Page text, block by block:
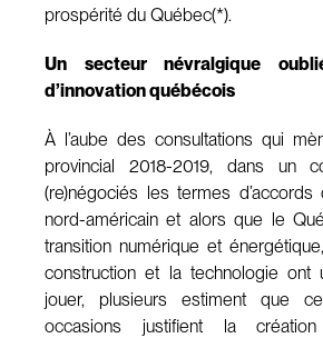
prospérité du Québec(*).
Un secteur névralgique
d’innovation québécois
À l’aube des consultations qui
provincial 2018-2019, dans un
(re)négociés les termes d’accords
nord-américain et alors que le
transition numérique et
construction et la technologie ont
jouer, plusieurs estiment que
occasions justifient la